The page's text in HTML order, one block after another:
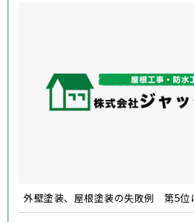
外壁塗装、屋根塗装の失敗例 第5位